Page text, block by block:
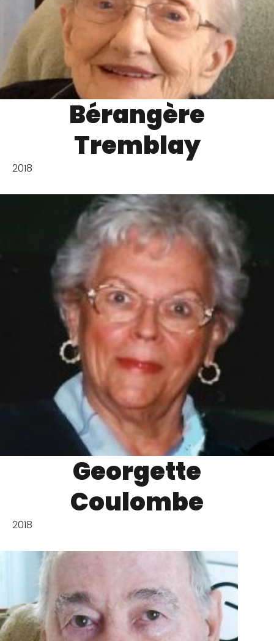
Bérangère
Tremblay
2018
Georgette
Coulombe
2018